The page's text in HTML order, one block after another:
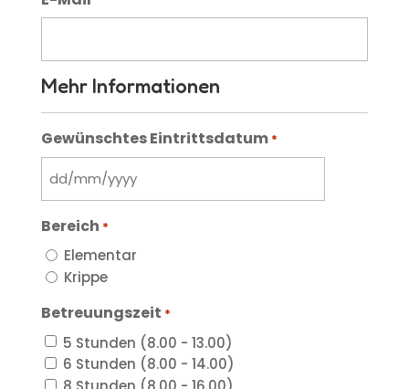
Mehr Informationen
Gewünschtes Eintrittsdatum *
DD
MM
slash
YYYY
Bereich *
Elementar
Krippe
Betreuungszeit *
5 Stunden (8.00 - 13.00)
6 Stunden (8.00 - 14.00)